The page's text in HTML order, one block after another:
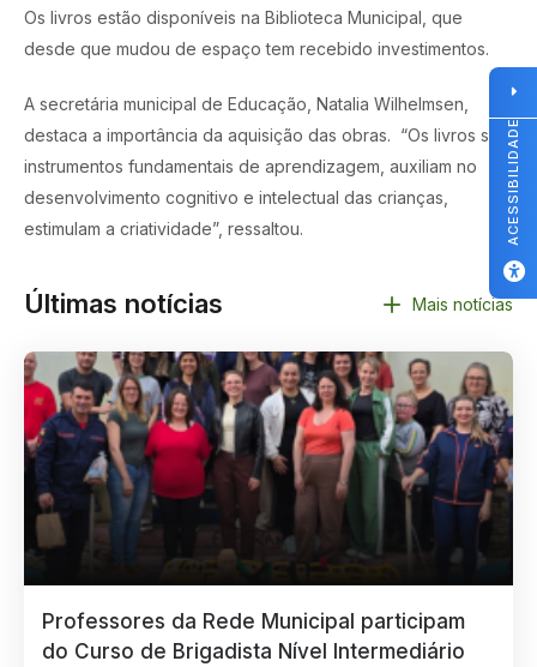
Os livros estão disponíveis na Biblioteca Municipal, que
desde que mudou de espaço tem recebido investimentos.
A secretária municipal de Educação, Natalia Wilhelmsen,
destaca a importância da aquisição das obras. “Os livros são
instrumentos fundamentais de aprendizagem, auxiliam no
desenvolvimento cognitivo e intelectual das crianças,
estimulam a criatividade”, ressaltou.
Últimas notícias Mais notícias
Professores da Rede Municipal participam
do Curso de Brigadista Nível Intermediário
ACESSIBILIDADE